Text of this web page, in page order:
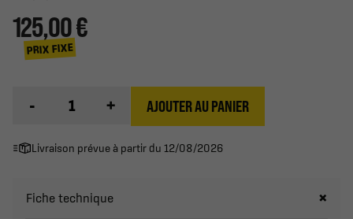
125,00 €
PRIX FIXE
- + AJOUTER AU PANIER
Livraison prévue à partir du 12/08/2026
Fiche technique